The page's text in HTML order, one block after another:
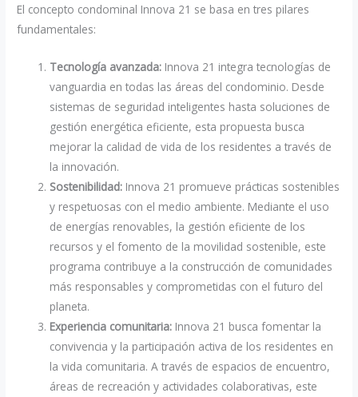
El concepto condominal Innova 21 se basa en tres pilares
fundamentales:
Tecnología avanzada: Innova 21 integra tecnologías de
vanguardia en todas las áreas del condominio. Desde
sistemas de seguridad inteligentes hasta soluciones de
gestión energética eficiente, esta propuesta busca
mejorar la calidad de vida de los residentes a través de
la innovación.
Sostenibilidad: Innova 21 promueve prácticas sostenibles
y respetuosas con el medio ambiente. Mediante el uso
de energías renovables, la gestión eficiente de los
recursos y el fomento de la movilidad sostenible, este
programa contribuye a la construcción de comunidades
más responsables y comprometidas con el futuro del
planeta.
Experiencia comunitaria: Innova 21 busca fomentar la
convivencia y la participación activa de los residentes en
la vida comunitaria. A través de espacios de encuentro,
áreas de recreación y actividades colaborativas, este